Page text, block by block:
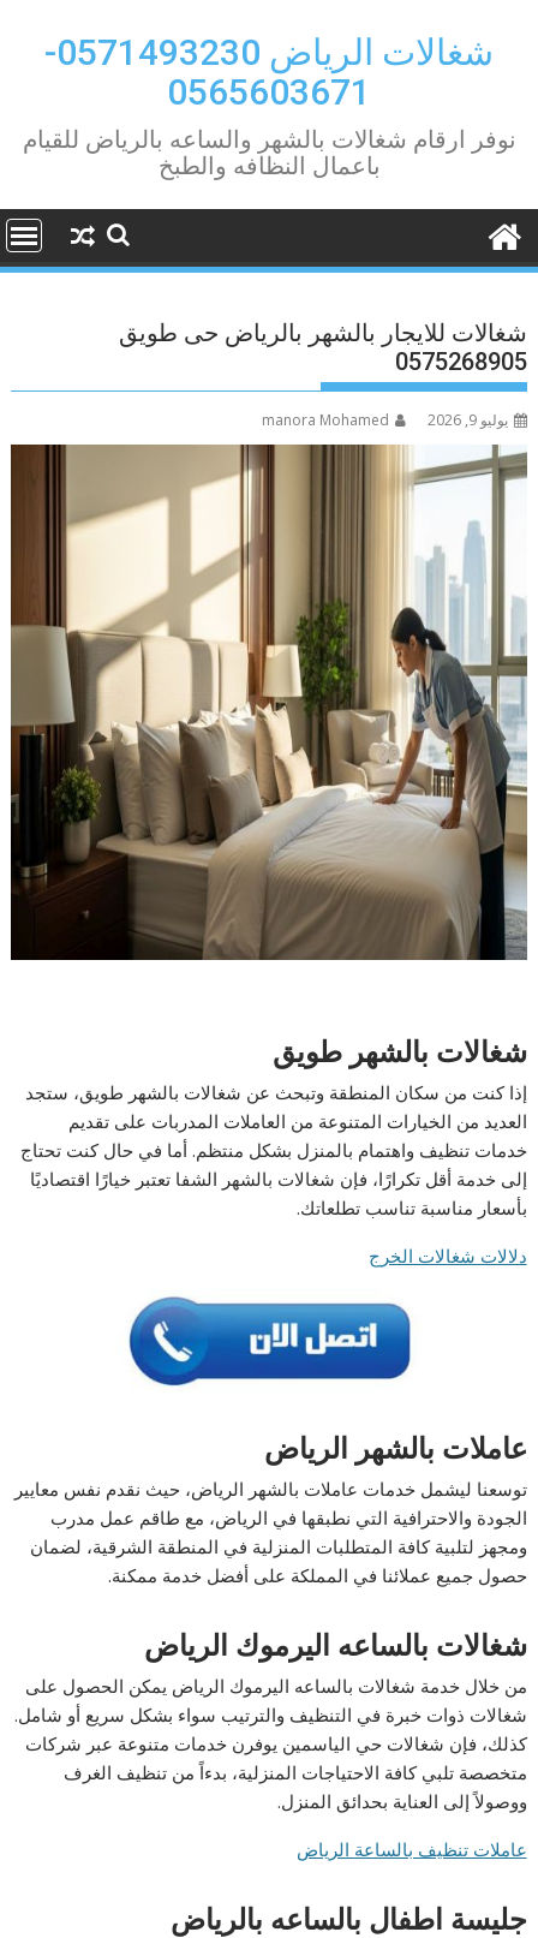
content
شغالات الرياض 0571493230-
0565603671
نوفر ارقام شغالات بالشهر والساعه بالرياض للقيام
باعمال النظافه والطبخ
شغالات للايجار بالشهر بالرياض حى طويق
0575268905
يوليو 9, 2026 manora Mohamed
شغالات بالشهر طويق
إذا كنت من سكان المنطقة وتبحث عن شغالات بالشهر طويق، ستجد
العديد من الخيارات المتنوعة من العاملات المدربات على تقديم
خدمات تنظيف واهتمام بالمنزل بشكل منتظم. أما في حال كنت تحتاج
إلى خدمة أقل تكرارًا، فإن شغالات بالشهر الشفا تعتبر خيارًا اقتصاديًا
بأسعار مناسبة تناسب تطلعاتك.
دلالات شغالات الخرج
عاملات بالشهر الرياض
توسعنا ليشمل خدمات عاملات بالشهر الرياض، حيث نقدم نفس معايير
الجودة والاحترافية التي نطبقها في الرياض، مع طاقم عمل مدرب
ومجهز لتلبية كافة المتطلبات المنزلية في المنطقة الشرقية، لضمان
حصول جميع عملائنا في المملكة على أفضل خدمة ممكنة.
شغالات بالساعه اليرموك الرياض
من خلال خدمة شغالات بالساعه اليرموك الرياض يمكن الحصول على
شغالات ذوات خبرة في التنظيف والترتيب سواء بشكل سريع أو شامل.
كذلك، فإن شغالات حي الياسمين يوفرن خدمات متنوعة عبر شركات
متخصصة تلبي كافة الاحتياجات المنزلية، بدءاً من تنظيف الغرف
ووصولاً إلى العناية بحدائق المنزل.
عاملات تنظيف بالساعة الرياض
جليسة اطفال بالساعه بالرياض